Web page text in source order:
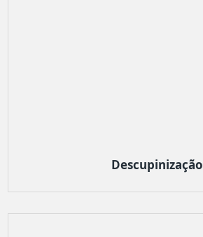
Descupinização